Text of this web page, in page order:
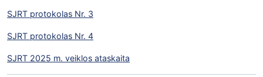
SJRT protokolas Nr. 3
SJRT protokolas Nr. 4
SJRT 2025 m. veiklos ataskaita